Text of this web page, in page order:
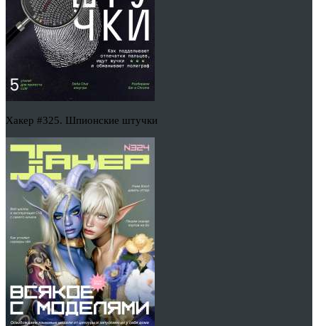
Хакер #325. Шпионские штучки